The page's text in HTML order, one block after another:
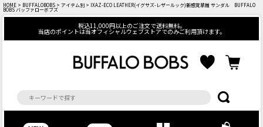
HOME > BUFFALOBOBS > アイテム別 > IXAZ-ECO LEATHER(イグサズ-レザールック)新感覚草履 サンダル BUFFALO
BOBS バッファローボブズ
税込11,000円以上のご注文で送料無料。
当店のポイントは当オフィシャルウェブストアでのみご利用頂けます。